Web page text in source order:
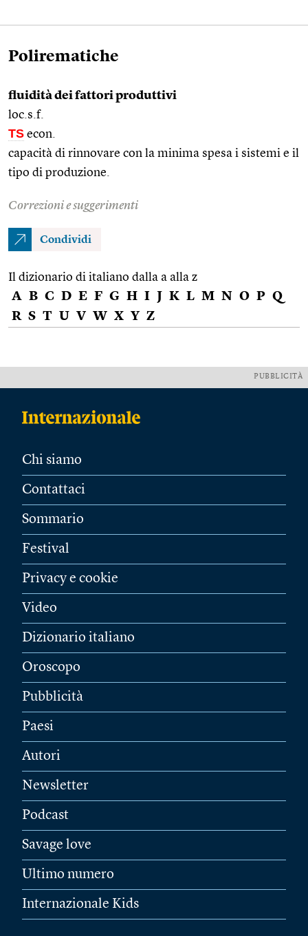
Polirematiche
fluidità dei fattori produttivi
loc.s.f.
TS econ.
capacità di rinnovare con la minima spesa i sistemi e il
tipo di produzione.
Correzioni e suggerimenti
Condividi
Il dizionario di italiano dalla a alla z
A B C D E F G H I J K L M N O P Q
R S T U V W X Y Z
PUBBLICITÀ
Chi siamo
Contattaci
Sommario
Festival
Privacy e cookie
Video
Dizionario italiano
Oroscopo
Pubblicità
Paesi
Autori
Newsletter
Podcast
Savage love
Ultimo numero
Internazionale Kids